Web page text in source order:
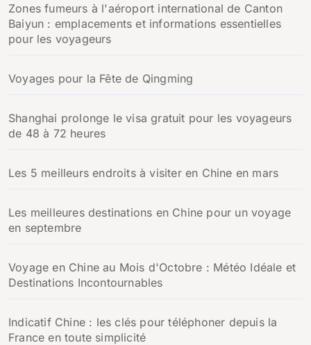
Zones fumeurs à l'aéroport international de Canton
Baiyun : emplacements et informations essentielles
pour les voyageurs
Voyages pour la Fête de Qingming
Shanghai prolonge le visa gratuit pour les voyageurs
de 48 à 72 heures
Les 5 meilleurs endroits à visiter en Chine en mars
Les meilleures destinations en Chine pour un voyage
en septembre
Voyage en Chine au Mois d'Octobre : Météo Idéale et
Destinations Incontournables
Indicatif Chine : les clés pour téléphoner depuis la
France en toute simplicité